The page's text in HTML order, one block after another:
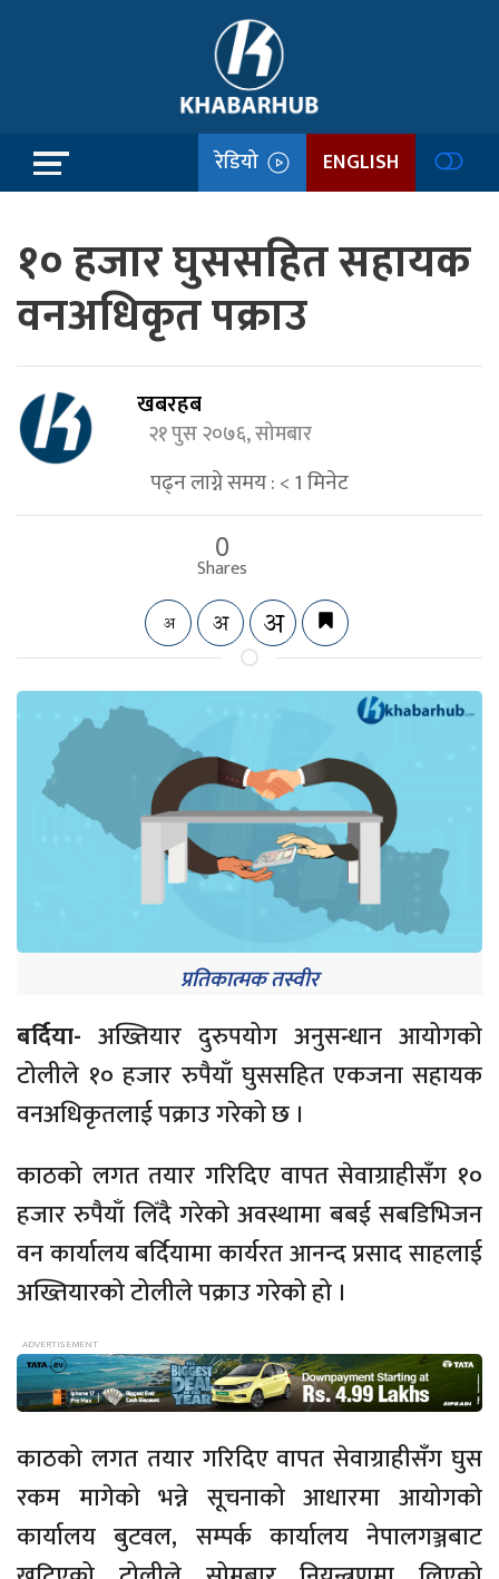
रेडियो ENGLISH
१० हजार घुससहित सहायक
वनअधिकृत पक्राउ
खबरहब
२१ पुस २०७६, सोमबार
पढ्न लाग्ने समय :< 1मिनेट
0
Shares
प्रतिकात्मक तस्वीर
बर्दिया- अख्तियार दुरुपयोग अनुसन्धान आयोगको
टोलीले १० हजार रुपैयाँ घुससहित एकजना सहायक
वनअधिकृतलाई पक्राउ गरेको छ ।
काठको लगत तयार गरिदिए वापत सेवाग्राहीसँग १०
हजार रुपैयाँ लिँदै गरेको अवस्थामा बबई सबडिभिजन
वन कार्यालय बर्दियामा कार्यरत आनन्द प्रसाद साहलाई
अख्तियारको टोलीले पक्राउ गरेको हो ।
काठको लगत तयार गरिदिए वापत सेवाग्राहीसँग घुस
रकम मागेको भन्ने सूचनाको आधारमा आयोगको
कार्यालय बुटवल, सम्पर्क कार्यालय नेपालगञ्जबाट